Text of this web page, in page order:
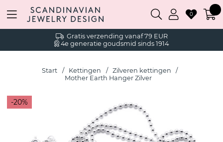
Gratis verzending vanaf 79 EUR
4e generatie goudsmid sinds 1914
0
Start Kettingen
Zilveren kettingen
Mother Earth Hanger Zilver
20